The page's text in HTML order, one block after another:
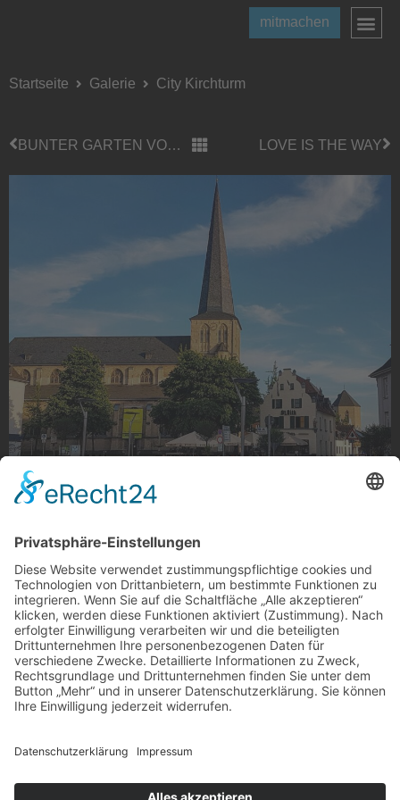
mitmachen
Startseite Galerie City Kirchturm
BUNTER GARTEN VON OBEN LOVE IS THE WAY
City Kirchturm
City Kirchturm, Gladbach
Foto: bjoern_mg via Instagram